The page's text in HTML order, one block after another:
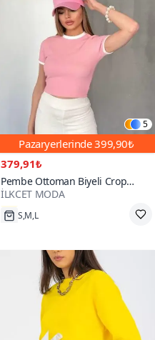
5
Pazaryerlerinde399,90₺
379,91₺
Pembe Ottoman Biyeli Crop
Tshirt
İLKCET MODA
S,M,L